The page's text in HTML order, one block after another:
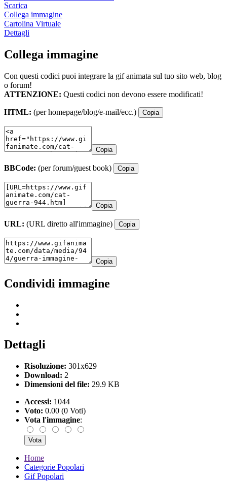
Scarica
Collega immagine
Cartolina Virtuale
Dettagli
Collega immagine
Con questi codici puoi integrare la gif animata sul tuo sito web, blog
o forum!
ATTENZIONE: Questi codici non devono essere modificati!
HTML: (per homepage/blog/e-mail/ecc.) Copia
Copia
BBCode: (per forum/guest book) Copia
Copia
URL: (URL diretto all'immagine) Copia
Copia
Condividi immagine
Dettagli
Risoluzione: 301x629
Download: 2
Dimensioni del file: 29.9 KB
Accessi: 1044
Voto: 0.00 (0 Voti)
Vota l'immagine:
Home
Categorie Popolari
Gif Popolari